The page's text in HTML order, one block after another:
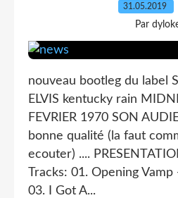
31.05.2019
Par
nouveau bootleg du label
ELVIS kentucky rain
FEVRIER 1970 SON
bonne qualité (la faut
ecouter) ....
Tracks: 01. Opening
03. I Got A...